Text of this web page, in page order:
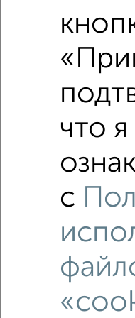
Похожие
2‑комнатные квартиры
что я
с